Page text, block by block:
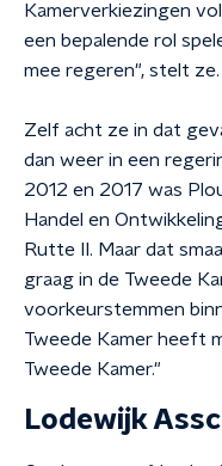
Kamerverkiezingen
een bepalende rol
mee regeren", stelt ze.
Zelf acht ze in dat
dan weer in een
2012 en 2017 was
Handel en
Rutte II. Maar dat
graag in de Tweede
voorkeurstemmen
Tweede Kamer heeft
Tweede Kamer."
Lodewijk